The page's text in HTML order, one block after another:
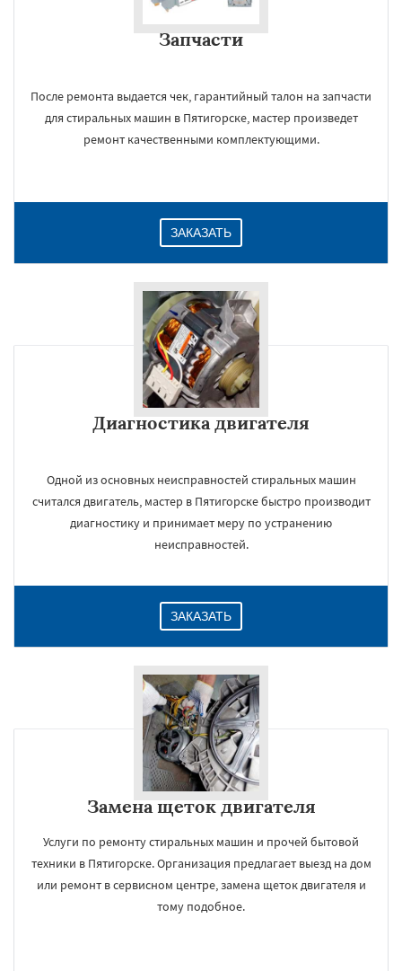
Запчасти
После ремонта выдается чек, гарантийный талон на запчасти
для стиральных машин в Пятигорске, мастер произведет
ремонт качественными комплектующими.
ЗАКАЗАТЬ
Диагностика двигателя
Одной из основных неисправностей стиральных машин
считался двигатель, мастер в Пятигорске быстро производит
диагностику и принимает меру по устранению
неисправностей.
ЗАКАЗАТЬ
Замена щеток двигателя
Услуги по ремонту стиральных машин и прочей бытовой
техники в Пятигорске. Организация предлагает выезд на дом
или ремонт в сервисном центре, замена щеток двигателя и
тому подобное.